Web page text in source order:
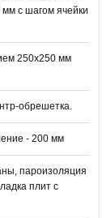
с шагом ячейки
250х250 мм
обрешетка.
- 200 мм
пароизоляция
плит с